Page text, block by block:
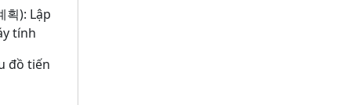
획): Lập
tính
đồ tiến